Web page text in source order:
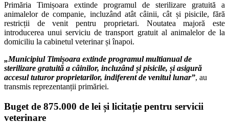
Primăria Timișoara extinde programul de sterilizare gratuită a
animalelor de companie, incluzând atât câinii, cât și pisicile, fără
restricții de venit pentru proprietari. Noutatea majoră este
introducerea unui serviciu de transport gratuit al animalelor de la
domiciliu la cabinetul veterinar și înapoi.
„Municipiul Timișoara extinde programul multianual de
sterilizare gratuită a câinilor, incluzând și pisicile, și asigură
accesul tuturor proprietarilor, indiferent de venitul lunar”, au
transmis reprezentanții primăriei.
Buget de 875.000 de lei și licitație pentru servicii
veterinare